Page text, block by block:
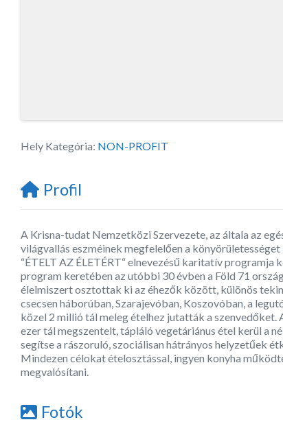
Hely Kategória: NON-PROFIT
Profil
A Krisna-tudat Nemzetközi Szervezete, az általa az
világvallás eszméinek megfelelően a
“ÉTELT AZ ÉLETÉRT“ elnevezésű karitatív
program keretében az utóbbi 30 évben a Föld 71
élelmiszert osztottak ki az éhezők között, különös
csecsen háborúban, Szarajevóban, Koszovóban, a
közel 2 millió tál meleg ételhez jutatták a szenvedőket.
ezer tál megszentelt, tápláló vegetáriánus étel kerül a
segítse a rászoruló, szociálisan hátrányos helyzetűek
Mindezen célokat ételosztással, ingyen konyha
megvalósítani.
Fotók